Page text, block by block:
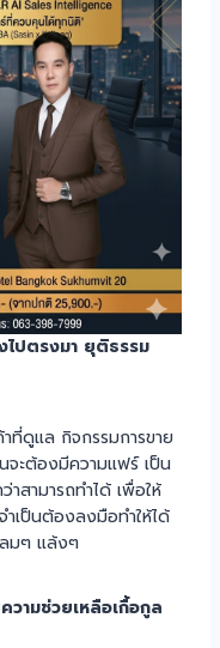
ไปตรงมา ยุติธรรม
ที่ดูแล กิจกรรมการขาย
ะต้องมีความแฟร์ เป็น
สามารถทำได้ เพื่อให้
เป็นต้องลงมือทำให้ได้
ลมๆ แล้งๆ
วามช่วยเหลือเกื้อกูล